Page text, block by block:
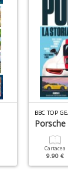
BBC TOP
Porsche
Cartacea
9.90 €